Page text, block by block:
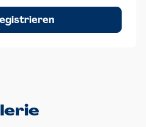
Schutzraum von jeweils einer
in alle Richtungen